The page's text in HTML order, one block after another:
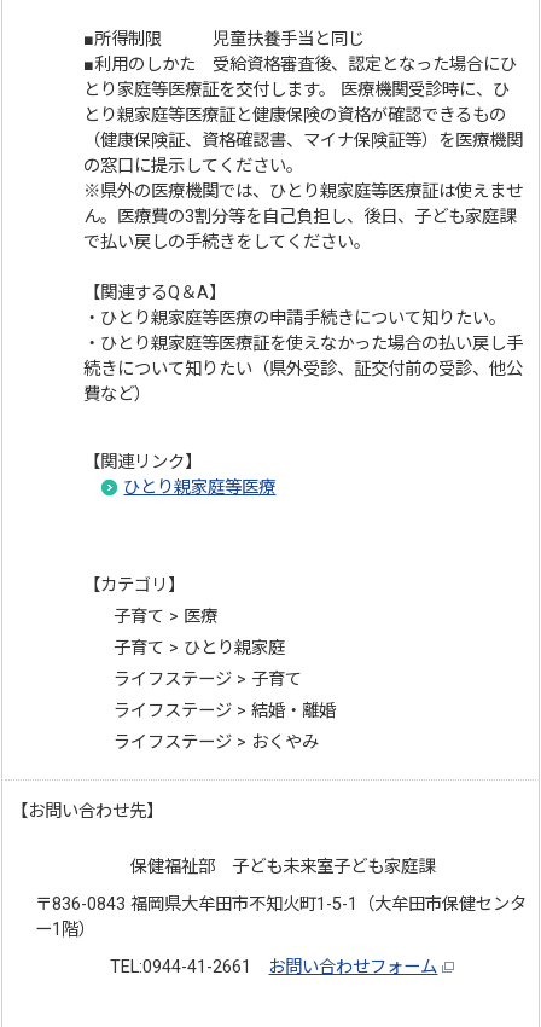
■所得制限 児童扶養手当と同じ
■利用のしかた 受給資格審査後、認定となった場合にひ
とり家庭等医療証を交付します。 医療機関受診時に、ひ
とり親家庭等医療証と健康保険の資格が確認できるもの
（健康保険証、資格確認書、マイナ保険証等）を医療機関
の窓口に提示してください。
※県外の医療機関では、ひとり親家庭等医療証は使えませ
ん。医療費の3割分等を自己負担し、後日、子ども家庭課
で払い戻しの手続きをしてください。
【関連するQ＆A】
・ひとり親家庭等医療の申請手続きについて知りたい。
・ひとり親家庭等医療証を使えなかった場合の払い戻し手
続きについて知りたい（県外受診、証交付前の受診、他公
費など）
【関連リンク】
ひとり親家庭等医療
【カテゴリ】
子育て > 医療
子育て > ひとり親家庭
ライフステージ > 子育て
ライフステージ > 結婚・離婚
ライフステージ > おくやみ
【お問い合わせ先】
保健福祉部 子ども未来室子ども家庭課
〒836-0843 福岡県大牟田市不知火町1-5-1（大牟田市保健センタ
ー1階）
TEL:0944-41-2661
お問い合わせフォーム